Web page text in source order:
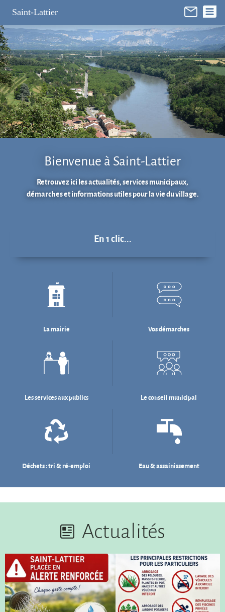
Saint-Lattier
Bienvenue à Saint-Lattier
Retrouvez ici les actualités, services municipaux,
démarches et informations utiles pour la vie du village.
En 1 clic...
La mairie Vos démarches
Les services aux publics Le conseil municipal
Déchets : tri & ré-emploi Eau & assainissement
Actualités